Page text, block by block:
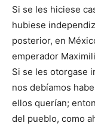
Si se les hiciese
hubiese
posterior, en
emperador
Si se les otorgase
nos debíamos
ellos querían;
del pueblo, como